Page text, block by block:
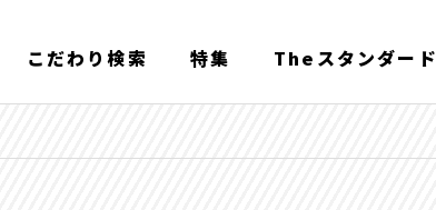
こだわり検索 特集 Theスタンダード